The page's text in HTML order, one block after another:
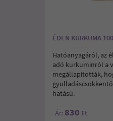
ÉDEN KURKUMA
Hatóanyagáról, az
adó kurkuminról a
megállapították,
hatású.
Ár: 830 Ft